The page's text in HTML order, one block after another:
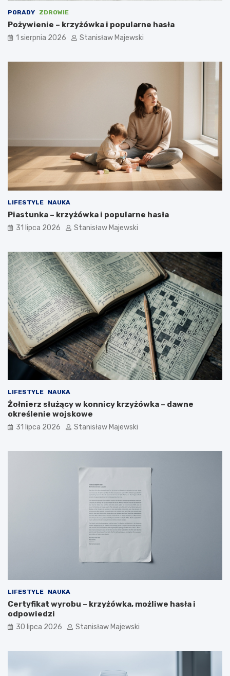
PORADY ZDROWIE
Pożywienie – krzyżówka i popularne hasła
1 sierpnia 2026 Stanisław Majewski
LIFESTYLE NAUKA
Piastunka – krzyżówka i popularne hasła
31 lipca 2026 Stanisław Majewski
LIFESTYLE NAUKA
Żołnierz służący w konnicy krzyżówka – dawne
określenie wojskowe
31 lipca 2026 Stanisław Majewski
LIFESTYLE NAUKA
Certyfikat wyrobu – krzyżówka, możliwe hasła i
odpowiedzi
30 lipca 2026 Stanisław Majewski